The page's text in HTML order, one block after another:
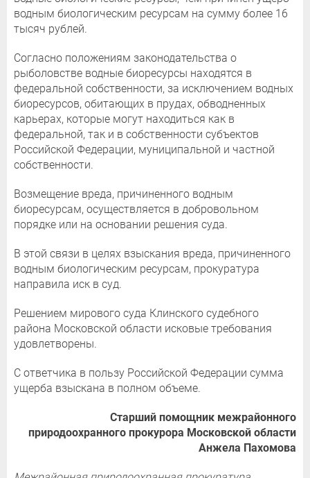
водным биологическим ресурсам на сумму более 16
тысяч рублей.
Согласно положениям законодательства о
рыболовстве водные биоресурсы находятся в
федеральной собственности, за исключением водных
биоресурсов, обитающих в прудах, обводненных
карьерах, которые могут находиться как в
федеральной, так и в собственности субъектов
Российской Федерации, муниципальной и частной
собственности.
Возмещение вреда, причиненного водным
биоресурсам, осуществляется в добровольном
порядке или на основании решения суда.
В этой связи в целях взыскания вреда, причиненного
водным биологическим ресурсам, прокуратура
направила иск в суд.
Решением мирового суда Клинского судебного
района Московской области исковые требования
удовлетворены.
С ответчика в пользу Российской Федерации сумма
ущерба взыскана в полном объеме.
Старший помощник межрайонного
природоохранного прокурора Московской области
​​​​​​​Анжела Пахомова